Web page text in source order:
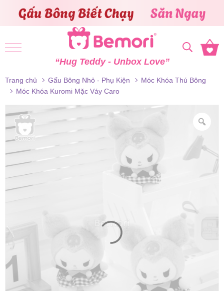
Skip to content
“Hug Teddy - Unbox Love”
Trang chủ Gấu Bông Nhỏ - Phụ Kiện
Móc Khóa Thú Bông
Móc Khóa Kuromi Mặc Váy Caro